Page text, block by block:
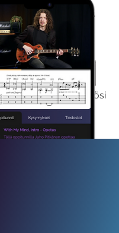
sisältömme käyttöösi